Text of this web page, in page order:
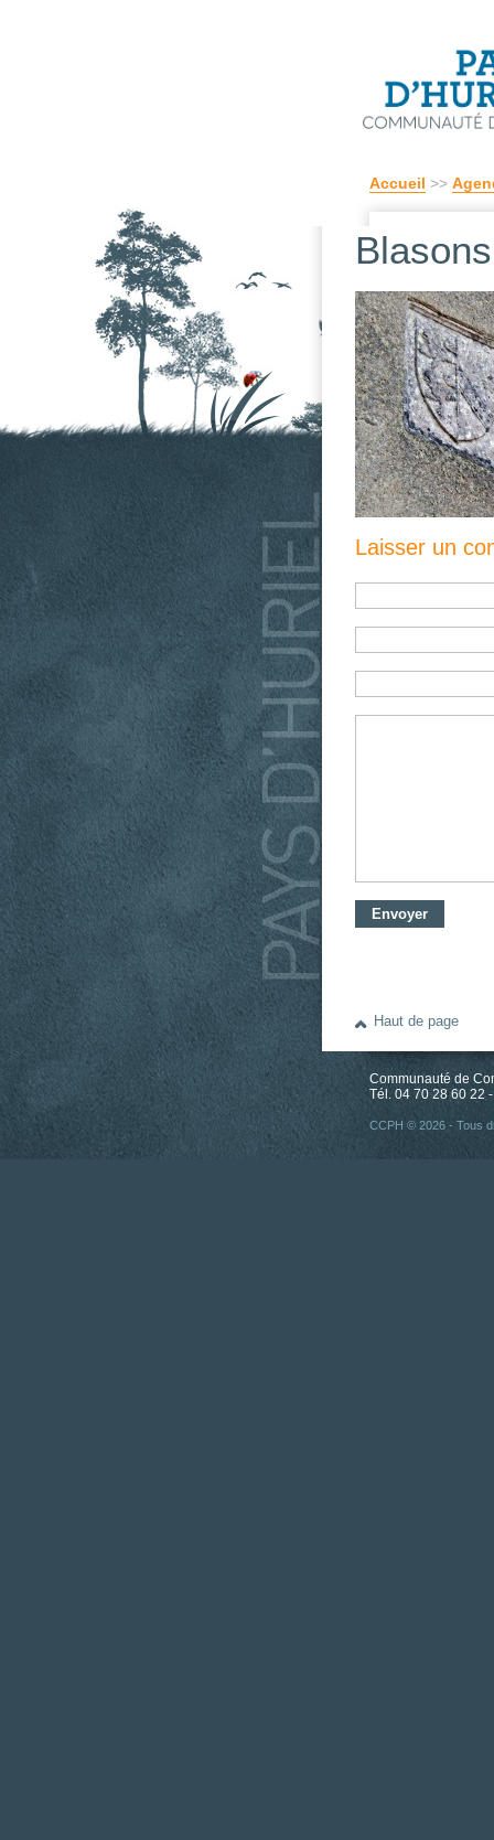
Accueil >>
Laisser un
Haut de page
Communauté de
Tél. 04 70 28 60 22
CCPH © 2026 - Tous